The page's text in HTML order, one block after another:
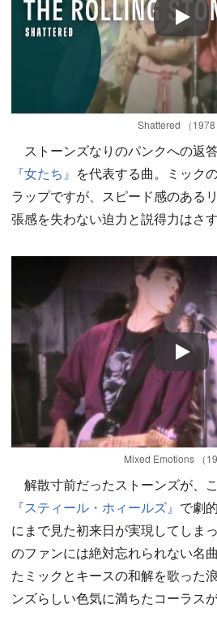
Play
Shattered （1978
ストーンズなりのパンクへの返
『女たち』 を代表する曲。ミック
ラップですが、スピード感のある
張感を失わない迫力と説得力はさす
Play
Mixed Emotions （
解散寸前だったストーンズが、
『スティール・ホィールズ』 で劇
にまで見た初来日が実現してしま
のファンには絶対忘れられない名
たミックとキースの和解を歌った
ンズらしい色気に満ちたコーラス